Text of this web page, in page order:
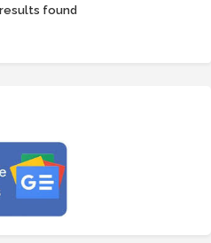
found